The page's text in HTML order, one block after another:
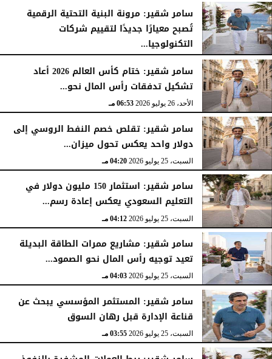
سامر شقير: مرونة البنية التحتية الرقمية
تُصبح معيارًا جديدًا لتقييم شركات
التكنولوجيا...
الأحد، 26 يوليو 2026 07:03 مـ
سامر شقير: ختام كأس العالم 2026 أعاد
تشكيل تدفقات رأس المال نحو...
الأحد، 26 يوليو 2026 06:53 مـ
سامر شقير: تقلص خصم النفط الروسي إلى
دولار واحد يعكس تحول ميزان...
السبت، 25 يوليو 2026 04:20 مـ
سامر شقير: استثمار 150 مليون دولار في
التعليم السعودي يعكس إعادة رسم...
السبت، 25 يوليو 2026 04:12 مـ
سامر شقير: مشاريع ممرات الطاقة البديلة
تعيد توجيه رأس المال نحو الصمود...
السبت، 25 يوليو 2026 04:03 مـ
سامر شقير: المستثمر المؤسسي يبحث عن
قناعة الإدارة قبل رهان السوق
السبت، 25 يوليو 2026 03:55 مـ